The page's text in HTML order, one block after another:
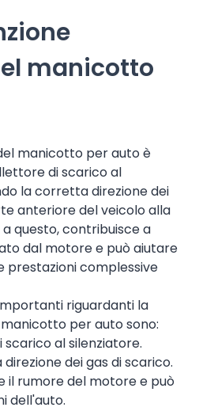
manicotto
manicotto per auto è
di scarico al
la corretta direzione dei
anteriore del veicolo alla
questo, contribuisce a
dal motore e può aiutare
prestazioni complessive
riguardanti la
per auto sono:
scarico al silenziatore.
dei gas di scarico.
il rumore del motore e può
dell'auto.